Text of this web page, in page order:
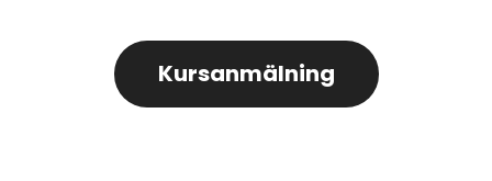
Kursanmälning